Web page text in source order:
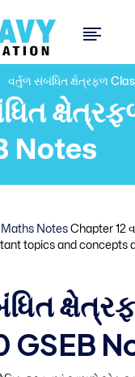
વર્તુળ સંબંધિત ક્ષેત્રફળ
Notes
Maths Notes Chapter 12
topics and concepts
GSEB